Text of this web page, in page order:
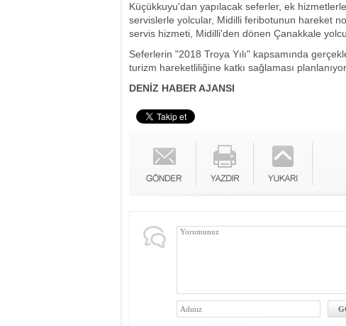
Küçükkuyu'dan yapılacak seferler, ek
servislerle yolcular, Midilli feribotunun hareket
servis hizmeti, Midilli'den dönen Çanakkale
Seferlerin "2018 Troya Yılı" kapsamında
turizm hareketliliğine katkı sağlaması planlanıyor.
DENİZ HABER AJANSI